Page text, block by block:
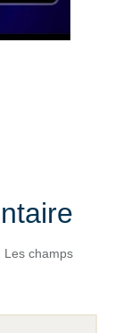
Les champs